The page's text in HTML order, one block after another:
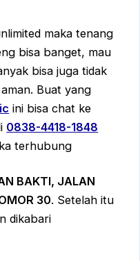
maka tenang
bisa banget, mau
bisa juga tidak
Buat yang
ini bisa chat ke
0838-4418-1848
terhubung
BAKTI, JALAN
30. Setelah itu
dikabari